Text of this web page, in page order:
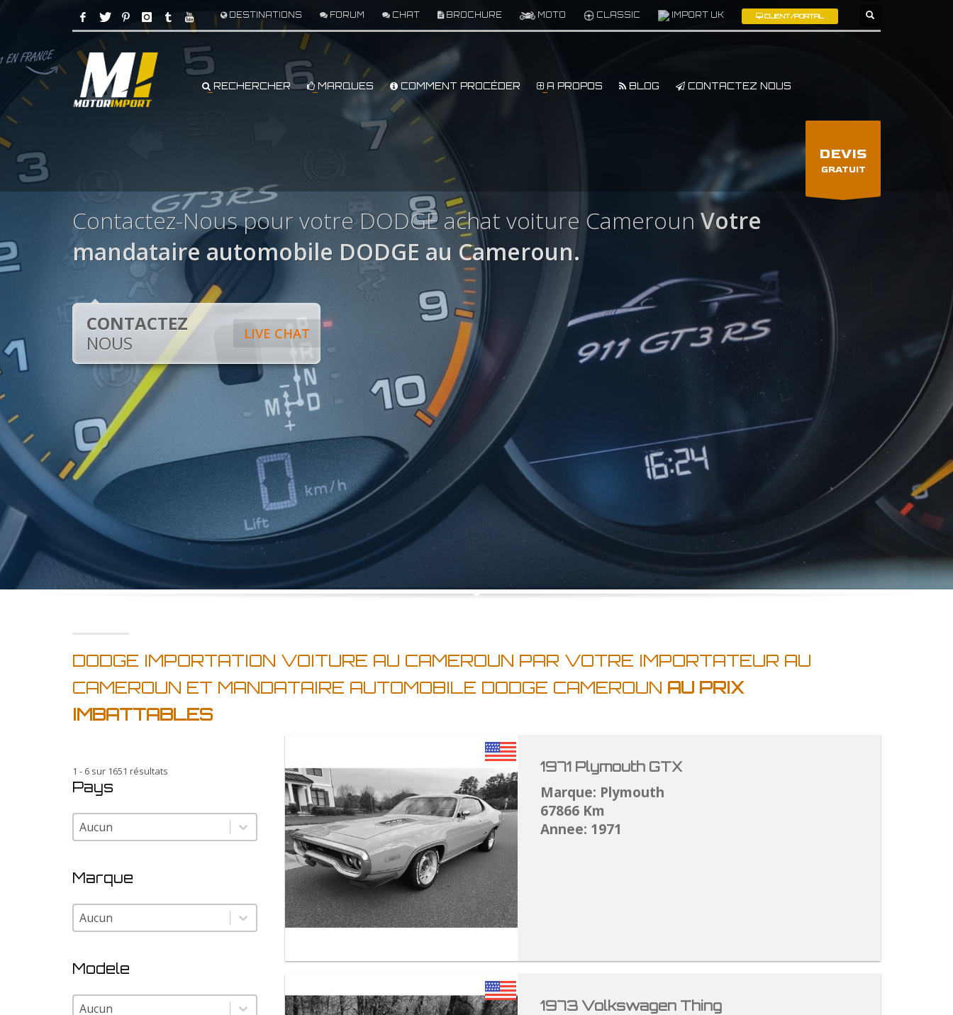
DESTINATIONS FORUM CHAT BROCHURE MOTO CLASSIC IMPORT UK CLIENT/PORTAL
RECHERCHER MARQUES COMMENT PROCÉDER A PROPOS BLOG CONTACTEZ NOUS
DEVIS
GRATUIT
Contactez-Nous pour votre DODGE achat voiture Cameroun Votre
mandataire automobile DODGE au Cameroun.
LIVE CHAT
CONTACTEZ
NOUS
DODGE IMPORTATION VOITURE AU CAMEROUN PAR VOTRE IMPORTATEUR AU
CAMEROUN ET MANDATAIRE AUTOMOBILE DODGE CAMEROUN AU PRIX
IMBATTABLES
1 - 6 sur 1651 résultats
Pays
Pays
Pays
Marque
Marque
Marque
Modele
Modele
Modele
1971 Plymouth GTX
Marque: Plymouth
67866 Km
Annee: 1971
1973 Volkswagen Thing